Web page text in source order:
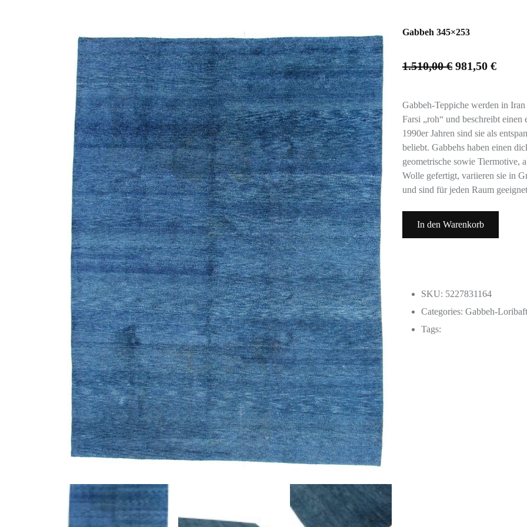
Gabbeh 345×253
1.510,00€ 981,50 €
Gabbeh-Teppiche werden in
Farsi „roh“ und beschreibt
1990er Jahren sind sie als
beliebt. Gabbehs haben einen
geometrische sowie Tiermotive,
Wolle gefertigt, variieren sie in
und sind für jeden Raum
In den Warenkorb
SKU: 5227831164
Categories: Gabbeh-Loribaft
Tags: